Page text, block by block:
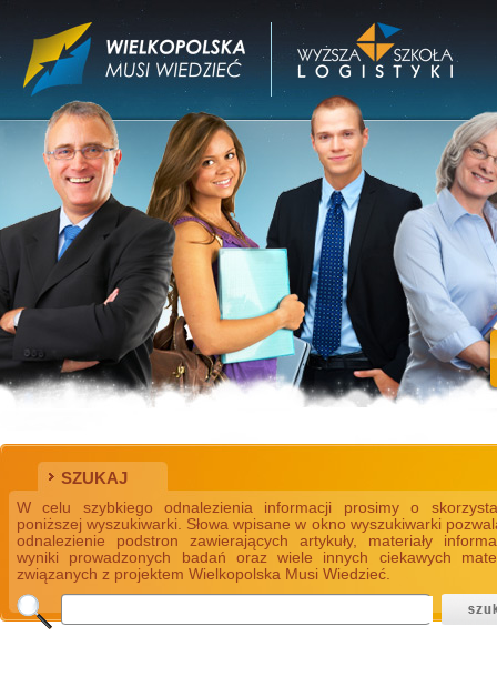
SZUKAJ
W celu szybkiego odnalezienia informacji prosimy o
poniższej wyszukiwarki. Słowa wpisane w okno wyszukiwarki
odnalezienie podstron zawierających artykuły, materiały
wyniki prowadzonych badań oraz wiele innych ciekawych
związanych z projektem Wielkopolska Musi Wiedzieć.